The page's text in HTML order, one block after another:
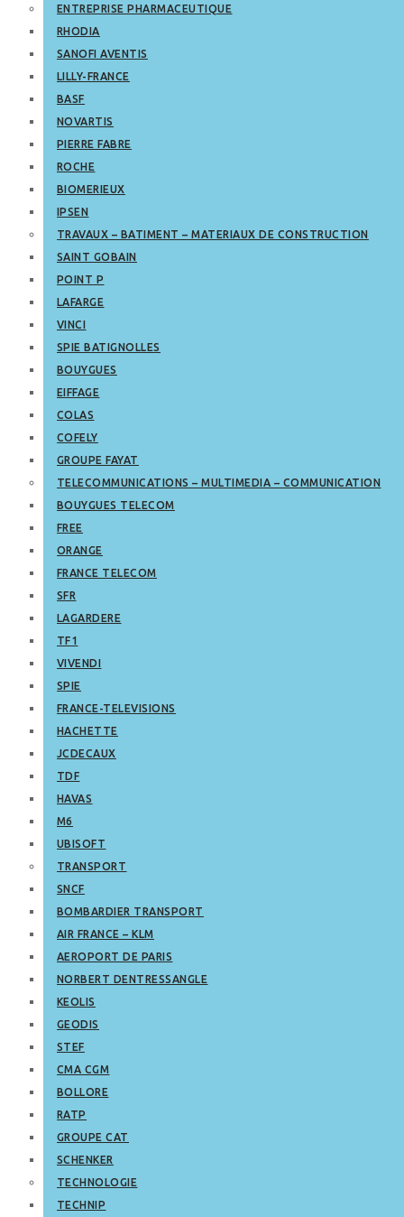
ENTREPRISE PHARMACEUTIQUE
RHODIA
SANOFI AVENTIS
LILLY-FRANCE
BASF
NOVARTIS
PIERRE FABRE
ROCHE
BIOMERIEUX
IPSEN
TRAVAUX – BATIMENT – MATERIAUX DE CONSTRUCTION
SAINT GOBAIN
POINT P
LAFARGE
VINCI
SPIE BATIGNOLLES
BOUYGUES
EIFFAGE
COLAS
COFELY
GROUPE FAYAT
TELECOMMUNICATIONS – MULTIMEDIA – COMMUNICATION
BOUYGUES TELECOM
FREE
ORANGE
FRANCE TELECOM
SFR
LAGARDERE
TF1
VIVENDI
SPIE
FRANCE-TELEVISIONS
HACHETTE
JCDECAUX
TDF
HAVAS
M6
UBISOFT
TRANSPORT
SNCF
BOMBARDIER TRANSPORT
AIR FRANCE – KLM
AEROPORT DE PARIS
NORBERT DENTRESSANGLE
KEOLIS
GEODIS
STEF
CMA CGM
BOLLORE
RATP
GROUPE CAT
SCHENKER
TECHNOLOGIE
TECHNIP